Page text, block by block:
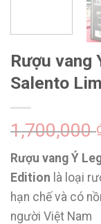
Rượu vang
Salento
1,700,000
Rượu vang Ý
Edition là loại
hạn chế và có
người Việt Nam